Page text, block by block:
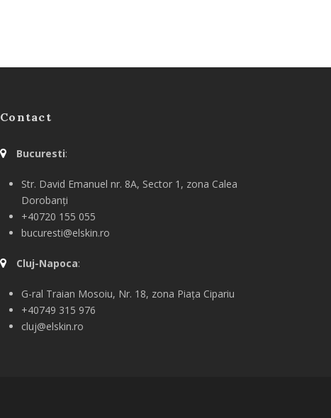
Contact
Bucuresti:
Str. David Emanuel nr. 8A, Sector 1, zona Calea
Dorobanți
+40720 155 055
bucuresti@elskin.ro
Cluj-Napoca:
G-ral Traian Mosoiu, Nr. 18, zona Piața Cipariu
+40749 315 976
cluj@elskin.ro